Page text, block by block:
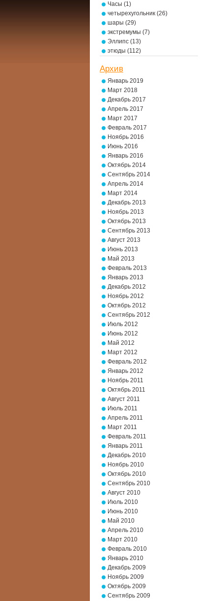
Часы (1)
четырехугольник (26)
шары (29)
экстремумы (7)
Эллипс (13)
этюды (112)
Архив
Январь 2019
Март 2018
Декабрь 2017
Апрель 2017
Март 2017
Февраль 2017
Ноябрь 2016
Июнь 2016
Январь 2016
Октябрь 2014
Сентябрь 2014
Апрель 2014
Март 2014
Декабрь 2013
Ноябрь 2013
Октябрь 2013
Сентябрь 2013
Август 2013
Июнь 2013
Май 2013
Февраль 2013
Январь 2013
Декабрь 2012
Ноябрь 2012
Октябрь 2012
Сентябрь 2012
Июль 2012
Июнь 2012
Май 2012
Март 2012
Февраль 2012
Январь 2012
Ноябрь 2011
Октябрь 2011
Август 2011
Июль 2011
Апрель 2011
Март 2011
Февраль 2011
Январь 2011
Декабрь 2010
Ноябрь 2010
Октябрь 2010
Сентябрь 2010
Август 2010
Июль 2010
Июнь 2010
Май 2010
Апрель 2010
Март 2010
Февраль 2010
Январь 2010
Декабрь 2009
Ноябрь 2009
Октябрь 2009
Сентябрь 2009